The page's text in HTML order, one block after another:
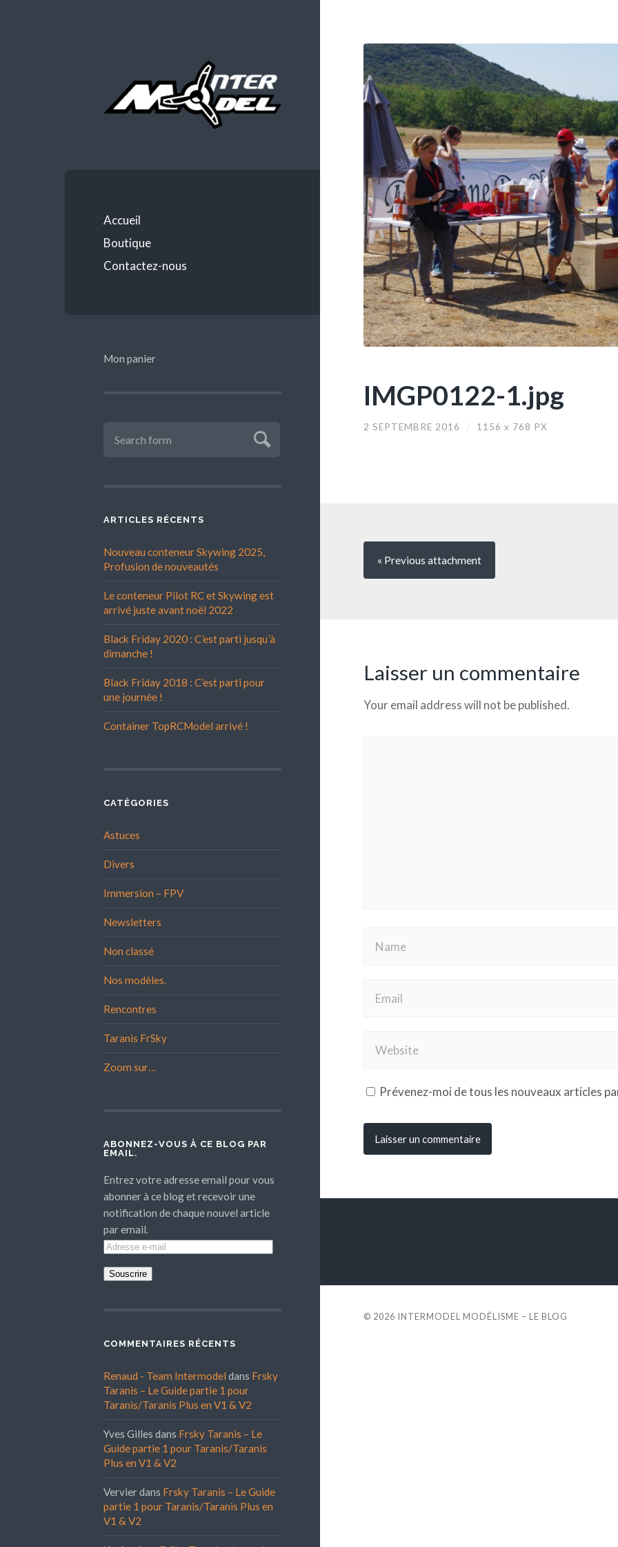
Accueil
Boutique
Contactez-nous
Mon panier
ARTICLES RÉCENTS
Nouveau conteneur Skywing 2025,
Profusion de nouveautés
Le conteneur Pilot RC et Skywing est
arrivé juste avant noël 2022
Black Friday 2020 : C’est parti jusqu’à
dimanche !
Black Friday 2018 : C’est parti pour
une journée !
Container TopRCModel arrivé !
CATÉGORIES
Astuces
Divers
Immersion – FPV
Newsletters
Non classé
Nos modèles.
Rencontres
Taranis FrSky
Zoom sur…
ABONNEZ-VOUS À CE BLOG PAR
EMAIL.
Entrez votre adresse email pour vous
abonner à ce blog et recevoir une
notification de chaque nouvel article
par email.
Adresse
e-
COMMENTAIRES RÉCENTS
Renaud - Team Intermodel dans Frsky
Taranis – Le Guide partie 1 pour
Taranis/Taranis Plus en V1 & V2
Yves Gilles dans Frsky Taranis – Le
Guide partie 1 pour Taranis/Taranis
Plus en V1 & V2
Vervierdans Frsky Taranis – Le Guide
partie 1 pour Taranis/Taranis Plus en
V1 & V2
IMGP0122-1.jpg
2 SEPTEMBRE 2016 / 1156 x 768 PX
« Previous attachment
Laisser un commentaire
Your email address will not be published.
Prévenez-moi de tous les nouveaux articles
© 2026 INTERMODEL MODÉLISME – LE BLOG